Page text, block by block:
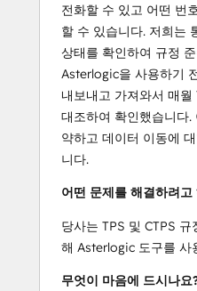
전화할 수 있고 어떤 번
할 수 있습니다. 저희는
상태를 확인하여 규정
Asterlogic을 사용하기
내보내고 가져와서 매
대조하여 확인했습니다
약하고 데이터 이동에
니다.
어떤 문제를 해결하려고
당사는 TPS 및 CTPS
해 Asterlogic 도구를 사
무엇이 마음에 드시나요